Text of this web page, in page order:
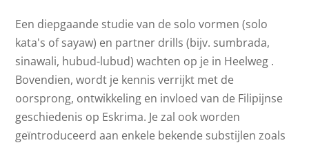
Een diepgaande studie van de solo vormen (solo
kata's of sayaw) en partner drills (bijv. sumbrada,
sinawali, hubud-lubud) wachten op je in Heelweg .
Bovendien, wordt je kennis verrijkt met de
oorsprong, ontwikkeling en invloed van de Filipijnse
geschiedenis op Eskrima. Je zal ook worden
geïntroduceerd aan enkele bekende substijlen zoals